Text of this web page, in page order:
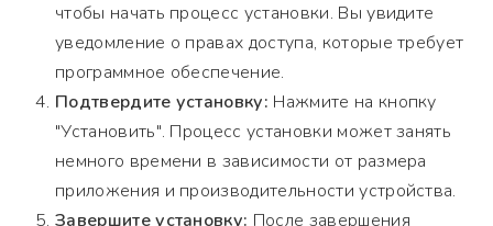
чтобы начать процесс установки. Вы увидите
уведомление о правах доступа, которые требует
программное обеспечение.
Подтвердите установку: Нажмите на кнопку
"Установить". Процесс установки может занять
немного времени в зависимости от размера
приложения и производительности устройства.
Завершите установку: После завершения